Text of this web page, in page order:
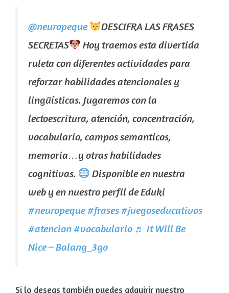
@neuropeque
DESCIFRA LAS FRASES
SECRETAS
Hoy traemos esta divertida
ruleta con diferentes actividades para
reforzar habilidades atencionales y
lingüísticas. Jugaremos con la
lectoescritura, atención, concentración,
vocabulario, campos semanticos,
memoria…y otras habilidades
cognitivas.
Disponible en nuestra
web y en nuestro perfil de Eduki
#neuropeque#frases#juegoseducativos
#atencion#vocabulario ♬ It Will Be
Nice – Balang_3go
Si lo deseas también puedes adquirir nuestro